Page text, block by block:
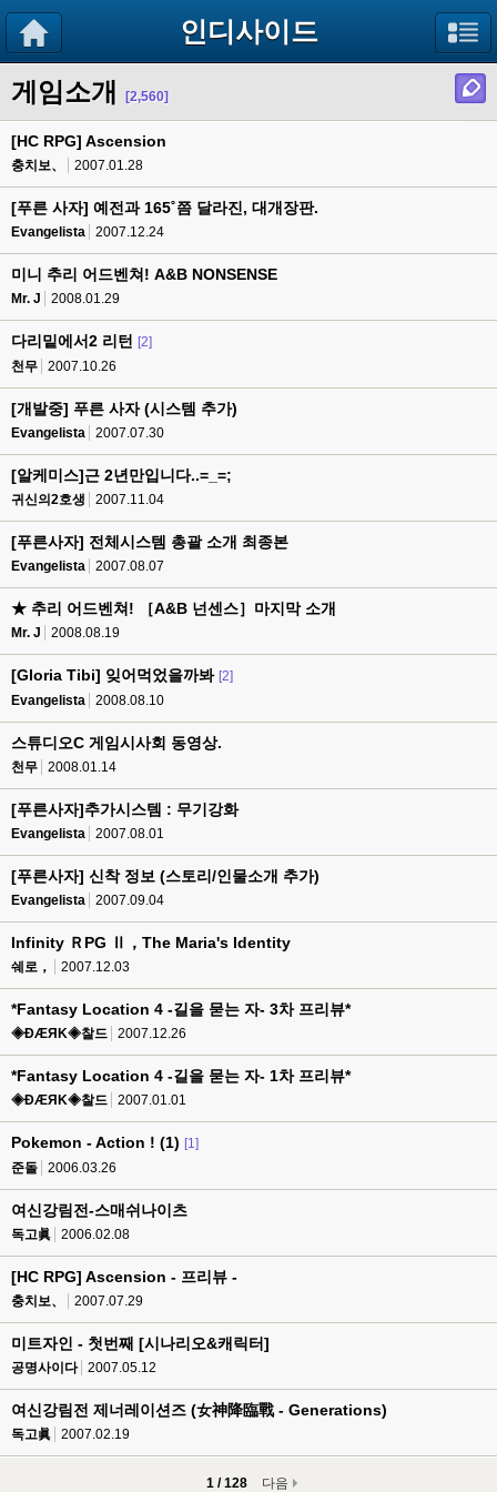
인디사이드
게임소개 [2,560]
[HC RPG] Ascension
충치보、 2007.01.28
[푸른 사자] 예전과 165˚쯤 달라진, 대개장판.
Evangelista 2007.12.24
미니 추리 어드벤쳐! A&B NONSENSE
Mr. J 2008.01.29
다리밑에서2 리턴
[2]
천무
2007.10.26
[개발중] 푸른 사자 (시스템 추가)
Evangelista 2007.07.30
[알케미스]근 2년만입니다..=_=;
귀신의2호생 2007.11.04
[푸른사자] 전체시스템 총괄 소개 최종본
Evangelista 2007.08.07
★ 추리 어드벤쳐! ［A&B 넌센스］마지막 소개
Mr. J 2008.08.19
[Gloria Tibi] 잊어먹었을까봐 [2]
Evangelista
2008.08.10
스튜디오C 게임시사회 동영상.
천무 2008.01.14
[푸른사자]추가시스템 : 무기강화
Evangelista 2007.08.01
[푸른사자] 신착 정보 (스토리/인물소개 추가)
Evangelista 2007.09.04
Ιnfinity ＲPG Ⅱ，Τhe Μaria's Ιdentity
쉐로， 2007.12.03
*Fantasy Location 4 -길을 묻는 자- 3차 프리뷰*
◈ÐÆЯΚ◈찰드 2007.12.26
*Fantasy Location 4 -길을 묻는 자- 1차 프리뷰*
◈ÐÆЯΚ◈찰드 2007.01.01
Pokemon - Action ! (1) [1]
준돌
2006.03.26
여신강림전-스매쉬나이츠
독고眞 2006.02.08
[HC RPG] Ascension - 프리뷰 -
충치보、 2007.07.29
미트자인 - 첫번째 [시나리오&캐릭터]
공명사이다 2007.05.12
여신강림전 제너레이션즈 (女神降臨戰 - Generations)
독고眞 2007.02.19
1 / 128 다음